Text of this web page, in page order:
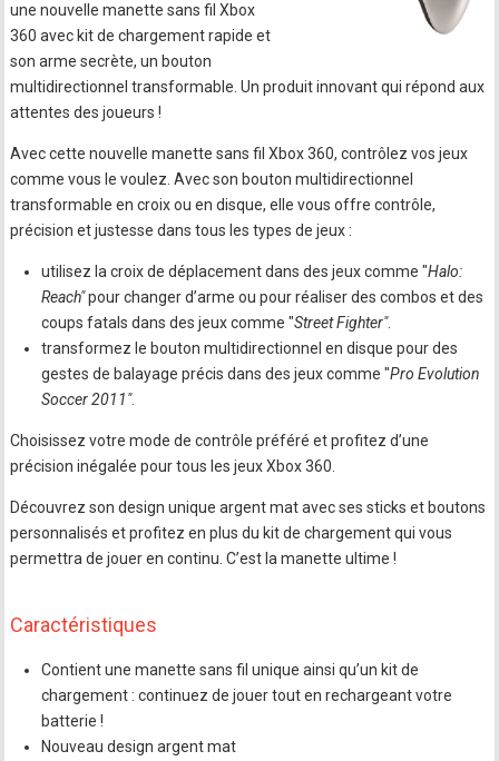
une nouvelle manette sans fil Xbox
360 avec kit de chargement rapide et
son arme secrète, un bouton
multidirectionnel transformable. Un produit innovant qui répond aux
attentes des joueurs !
Avec cette nouvelle manette sans fil Xbox 360, contrôlez vos jeux
comme vous le voulez. Avec son bouton multidirectionnel
transformable en croix ou en disque, elle vous offre contrôle,
précision et justesse dans tous les types de jeux :
utilisez la croix de déplacement dans des jeux comme "Halo:
Reach"pour changer d’arme ou pour réaliser des combos et des
coups fatals dans des jeux comme "Street Fighter".
transformez le bouton multidirectionnel en disque pour des
gestes de balayage précis dans des jeux comme "Pro Evolution
Soccer 2011".
Choisissez votre mode de contrôle préféré et profitez d’une
précision inégalée pour tous les jeux Xbox 360.
Découvrez son design unique argent mat avec ses sticks et boutons
personnalisés et profitez en plus du kit de chargement qui vous
permettra de jouer en continu. C’est la manette ultime !
Caractéristiques
Contient une manette sans fil unique ainsi qu’un kit de
chargement : continuez de jouer tout en rechargeant votre
batterie !
Nouveau design argent mat